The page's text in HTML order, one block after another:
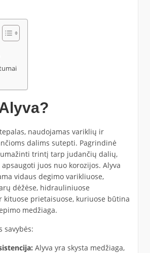
naudojamas variklių ir
dalims sutepti. Pagrindinė
trintį tarp judančių dalių,
juos nuo korozijos. Alyva
vidaus degimo varikliuose,
dėžėse, hidrauliniuose
kituose prietaisuose, kuriuose būtina
medžiaga.
savybės:
Alyva yra skysta medžiaga,